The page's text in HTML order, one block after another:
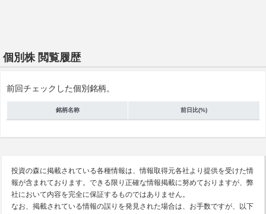
個別株 閲覧履歴
前回チェックした個別銘柄。
銘柄名称 前日比(%)
投資の森に掲載されている各種情報は、情報取得元各社より提供を受けた情
報が含まれております。できる限り正確な情報掲載に努めておりますが、弊
社において内容を完全に保証するものではありません。
なお、掲載されている情報の誤りを発見された場合は、お手数ですが、以下